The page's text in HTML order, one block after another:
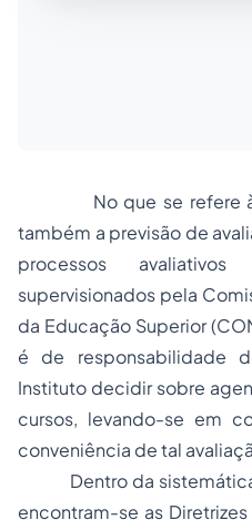
No que se refere à
também a previsão de
processos
supervisionados pela
da Educação Superior
é de responsabilidade
Instituto decidir sobre
cursos, levando-se em
conveniência de tal
Dentro da sistemática
encontram-se as